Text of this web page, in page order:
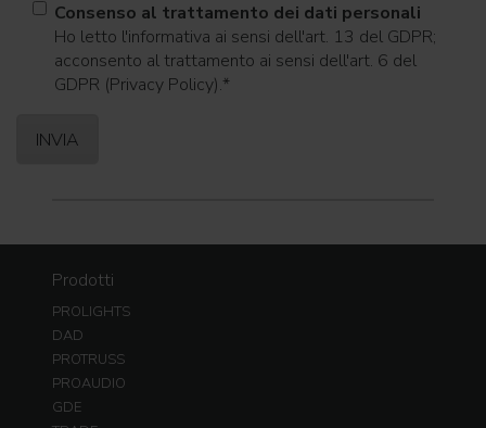
Consenso al trattamento dei dati personali
Ho letto l'informativa ai sensi dell'art. 13 del GDPR;
acconsento al trattamento ai sensi dell'art. 6 del
GDPR (Privacy Policy).*
Prodotti
PROLIGHTS
DAD
PROTRUSS
PROAUDIO
GDE